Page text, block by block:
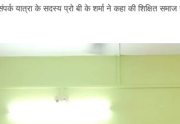
यात्रा के सदस्य प्रो बी के शर्मा ने कहा की शिक्षित